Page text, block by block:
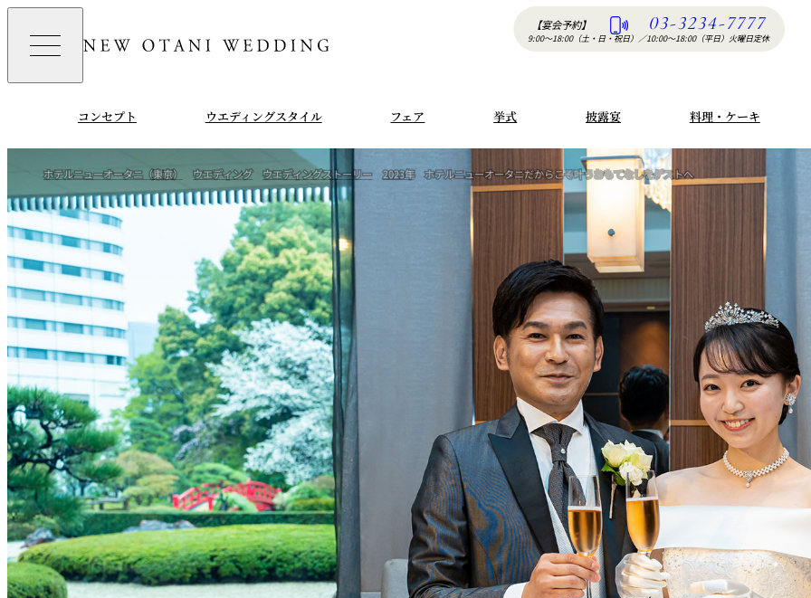
コンセプト ウエディングスタイル フェア 挙式 披露宴 料理・ケーキ
ホテルニューオータニ（東京） ウエディング ウエディングストーリー 2023年 ホテルニューオータニだからこそ叶うおもてなしをゲストへ
【宴会予約】 03-3234-7777
9:00〜18:00（土・日・祝日） ／10:00〜18:00（平日）火曜日定休